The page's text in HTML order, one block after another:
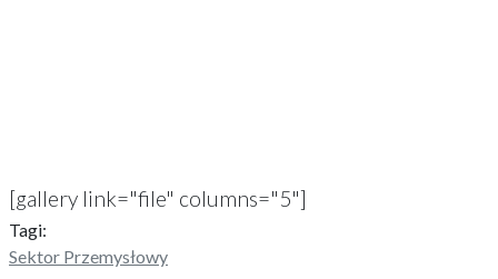
[gallery link="file" columns="5"]
Tagi:
Sektor Przemysłowy